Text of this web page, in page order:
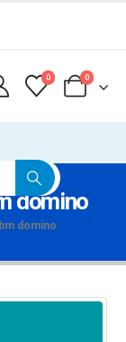
0 0
domino
domino